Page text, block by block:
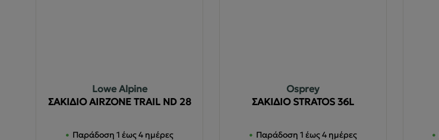
Lowe Alpine
ΣΑΚΙΔΙΟ AIRZONE TRAIL ND 28
Παράδοση 1 έως 4 ημέρες
Osprey
ΣΑΚΙΔΙΟ STRATOS 36L
Παράδοση 1 έως 4 ημέρες